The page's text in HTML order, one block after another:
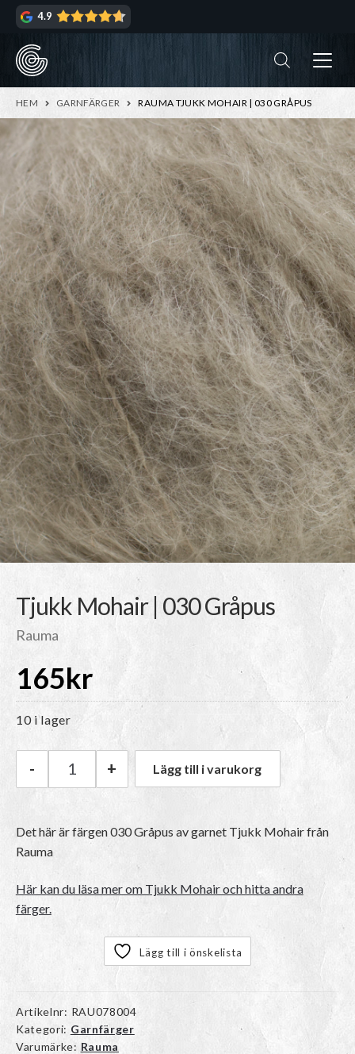
Hoppa
navigering
Hoppa
innehåll
4.9
HEM GARNFÄRGER RAUMA TJUKK MOHAIR | 030 GRÅPUS
Tjukk Mohair | 030 Gråpus
Rauma
165kr
10 i lager
Rauma Tjukk Mohair | 030 Gråpus mängd
- + Lägg till i varukorg
Det här är färgen030 Gråpus av garnet Tjukk Mohairfrån
Rauma
Här kan du läsa mer om Tjukk Mohair och hitta andra
färger.
Lägg till i önskelista
Artikelnr: RAU078004
Kategori: Garnfärger
Varumärke: Rauma